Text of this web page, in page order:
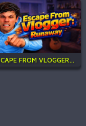
ESCAPE FROM VLOGGER: RUNAWAY